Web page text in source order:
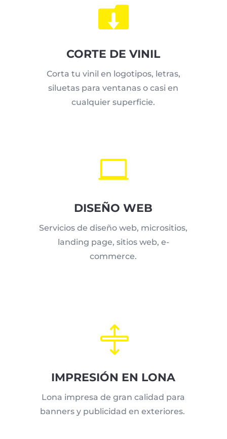

CORTE DE VINIL
Corta tu vinil en logotipos, letras,
siluetas para ventanas o casi en
cualquier superficie.

DISEÑO WEB
Servicios de diseño web, micrositios,
landing page, sitios web, e-
commerce.

IMPRESIÓN EN LONA
Lona impresa de gran calidad para
banners y publicidad en exteriores.